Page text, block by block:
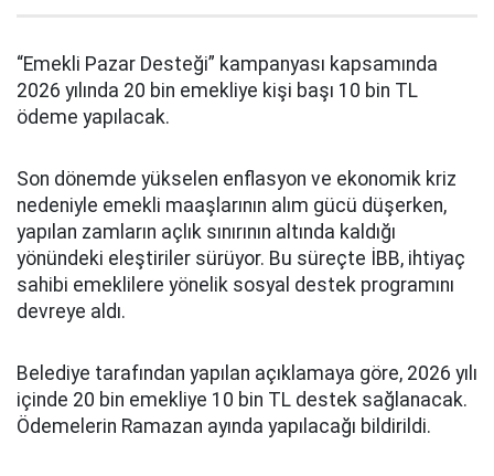
“Emekli Pazar Desteği” kampanyası kapsamında
2026 yılında 20 bin emekliye kişi başı 10 bin TL
ödeme yapılacak.
Son dönemde yükselen enflasyon ve ekonomik kriz
nedeniyle emekli maaşlarının alım gücü düşerken,
yapılan zamların açlık sınırının altında kaldığı
yönündeki eleştiriler sürüyor. Bu süreçte İBB, ihtiyaç
sahibi emeklilere yönelik sosyal destek programını
devreye aldı.
Belediye tarafından yapılan açıklamaya göre, 2026 yılı
içinde 20 bin emekliye 10 bin TL destek sağlanacak.
Ödemelerin Ramazan ayında yapılacağı bildirildi.